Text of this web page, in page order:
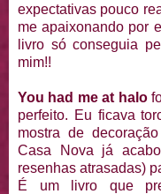
expectativas pouco
me apaixonando por
livro só conseguia
mim!!
You had me at halo
perfeito. Eu ficava
mostra de
Casa Nova já
resenhas atrasadas)
É um livro que